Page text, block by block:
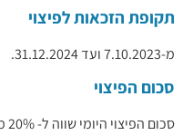
תקופת הזכאות לפיצוי
מ-7.10.2023 ועד 31.12.2024.
סכום הפיצוי
סכום הפיצוי היומי שווה ל- 20% מהסכום המחושב לפי